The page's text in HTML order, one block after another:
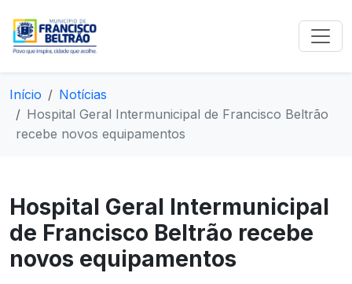
Início
Notícias
Hospital Geral Intermunicipal de Francisco Beltrão
recebe novos equipamentos
Hospital Geral Intermunicipal
de Francisco Beltrão recebe
novos equipamentos